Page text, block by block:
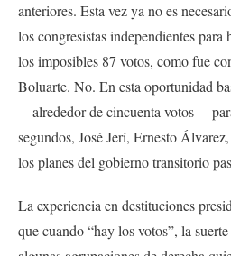
anteriores. Esta vez ya no es
los congresistas independientes
los imposibles 87 votos, como fue
Boluarte. No. En esta oportunidad
—alrededor de cincuenta votos—
segundos, José Jerí, Ernesto
los planes del gobierno transitorio
La experiencia en destituciones
que cuando “hay los votos”, la